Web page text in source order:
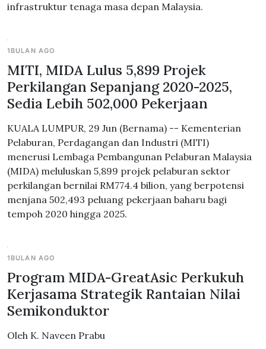
infrastruktur tenaga masa depan Malaysia.
1BULAN AGO
MITI, MIDA Lulus 5,899 Projek
Perkilangan Sepanjang 2020-2025,
Sedia Lebih 502,000 Pekerjaan
KUALA LUMPUR, 29 Jun (Bernama) -- Kementerian
Pelaburan, Perdagangan dan Industri (MITI)
menerusi Lembaga Pembangunan Pelaburan Malaysia
(MIDA) meluluskan 5,899 projek pelaburan sektor
perkilangan bernilai RM774.4 bilion, yang berpotensi
menjana 502,493 peluang pekerjaan baharu bagi
tempoh 2020 hingga 2025.
1BULAN AGO
Program MIDA-GreatAsic Perkukuh
Kerjasama Strategik Rantaian Nilai
Semikonduktor
Oleh K. Naveen Prabu